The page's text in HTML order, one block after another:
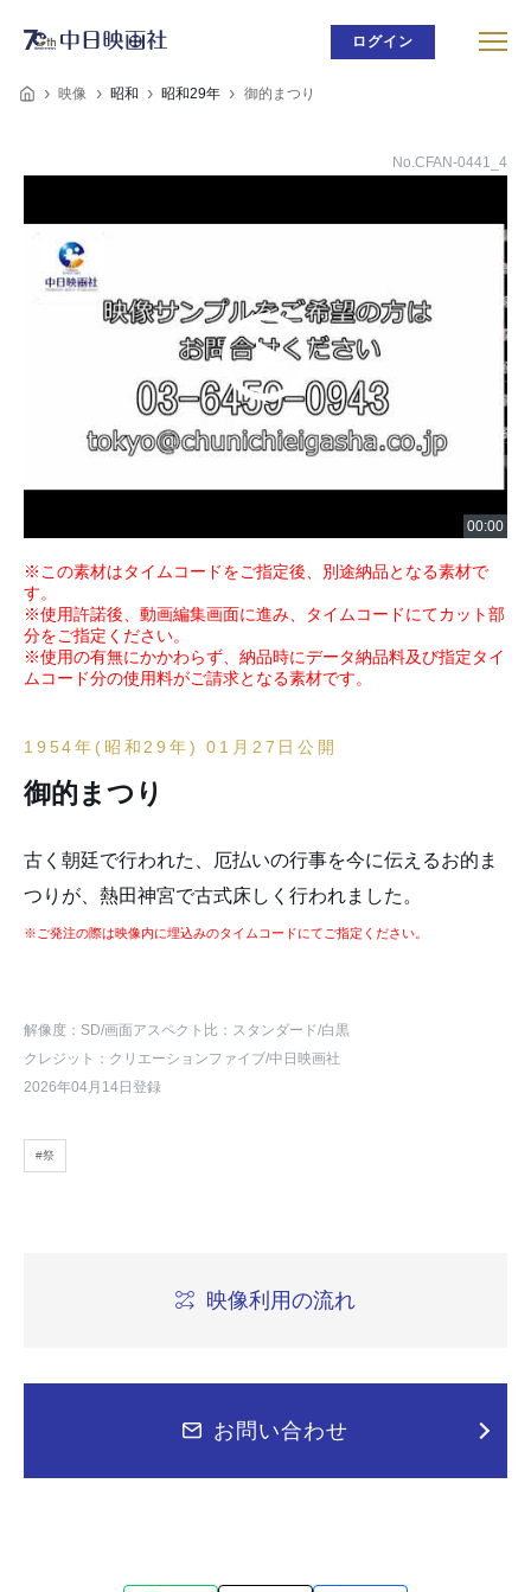
ログイン
映像 昭和 昭和29年 御的まつり
No.CFAN-0441_4
※この素材はタイムコードをご指定後、別途納品となる素材で
す。
※使用許諾後、動画編集画面に進み、タイムコードにてカット部
分をご指定ください。
※使用の有無にかかわらず、納品時にデータ納品料及び指定タイ
ムコード分の使用料がご請求となる素材です。
1954年(昭和29年) 01月27日公開
御的まつり
古く朝廷で行われた、厄払いの行事を今に伝えるお的ま
つりが、熱田神宮で古式床しく行われました。
※ご発注の際は映像内に埋込みのタイムコードにてご指定ください。
解像度：SD/画面アスペクト比：スタンダード/白黒
クレジット：クリエーションファイブ/中日映画社
2026年04月14日登録
#祭
映像利用の流れ
お問い合わせ